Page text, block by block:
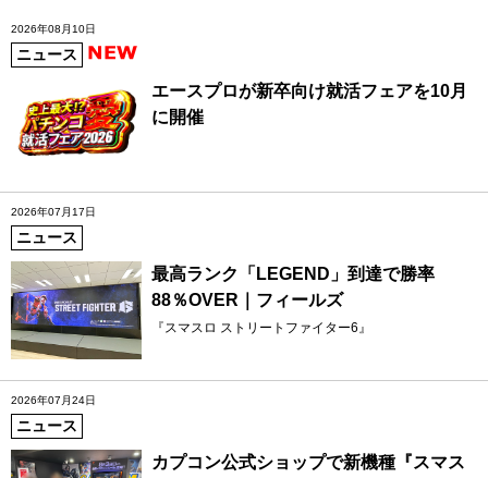
2026年08月10日
ニュース
エースプロが新卒向け就活フェアを10月
に開催
2026年07月17日
ニュース
最高ランク「LEGEND」到達で勝率
88％OVER｜フィールズ
『スマスロ ストリートファイター6』
2026年07月24日
ニュース
カプコン公式ショップで新機種『スマス